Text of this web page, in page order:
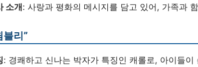
소개 : 사랑과 평화의 메시지를 담고 있어, 가족과
리”
: 경쾌하고 신나는 박자가 특징인 캐롤로, 아이들